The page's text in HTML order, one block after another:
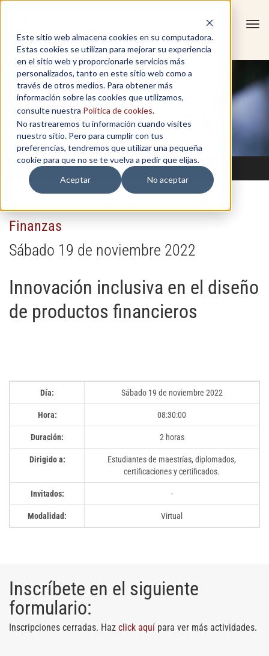
Este sitio web almacena cookies en su computadora.
Estas cookies se utilizan para mejorar su experiencia
en el sitio web y proporcionarle servicios más
personalizados, tanto en este sitio web como a
través de otros medios. Para obtener más
información sobre las cookies que utilizamos,
consulte nuestra Política de cookies.
No rastrearemos tu información cuando visites
nuestro sitio. Pero para cumplir con tus
preferencias, tendremos que utilizar una pequeña
cookie para que no se te vuelva a pedir que elijas.
Aceptar
No aceptar
Finanzas
Sábado 19 de noviembre 2022
Innovación inclusiva en el diseño
de productos financieros
Día: Sábado 19 de noviembre 2022
Hora: 08:30:00
Duración: 2 horas
Dirigido a:
Estudiantes de maestrías, diplomados,
certificaciones y certificados.
Invitados: -
Modalidad: Virtual
Inscríbete en el siguiente
formulario:
Inscripciones cerradas. Haz click aquí para ver más actividades.